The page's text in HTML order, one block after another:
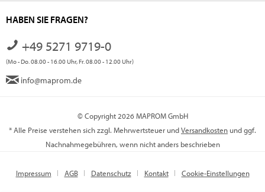
HABEN SIE FRAGEN?
+49 5271 9719-0
(Mo - Do. 08.00 - 16.00 Uhr, Fr. 08.00 - 12.00 Uhr)
info@maprom.de
© Copyright 2026 MAPROM GmbH
* Alle Preise verstehen sich zzgl. Mehrwertsteuer undVersandkosten und ggf.
Nachnahmegebühren, wenn nicht anders beschrieben
Impressum AGB Datenschutz Kontakt Cookie-Einstellungen